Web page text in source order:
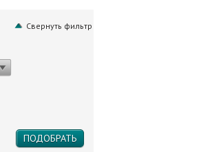
Свернуть фильтр